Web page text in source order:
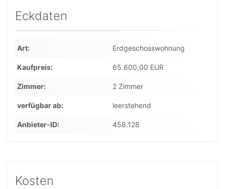
Eckdaten
Art Erdgeschosswohnung
Kaufpreis 65.600,00 EUR
Zimmer 2 Zimmer
verfügbar ab leerstehend
Anbieter-ID 458.128
Kosten